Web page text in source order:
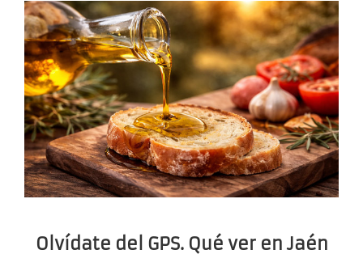
Olvídate del GPS. Qué ver en Jaén